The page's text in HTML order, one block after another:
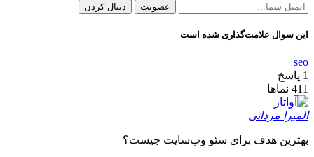
عضویت دنبال کردن
این سوال علامت‌گذاری شده است
seo
1 پاسخ
411 نماها
المیرا مردانی
بهترین هدف برای سئو وب‌سایت چیست؟